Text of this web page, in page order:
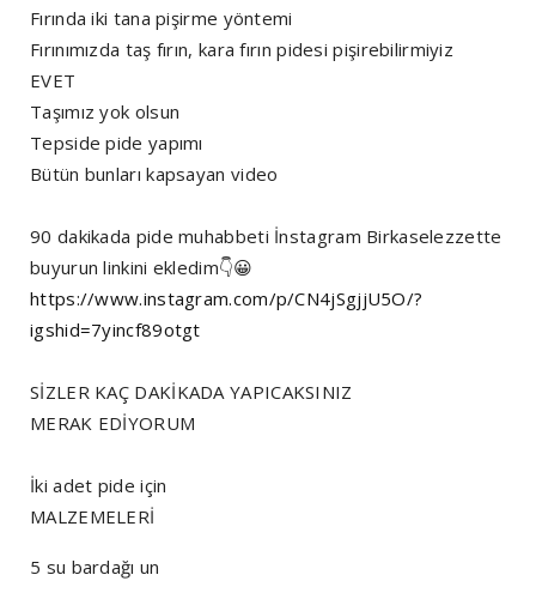
Fırında iki tana pişirme yöntemi
Fırınımızda taş fırın, kara fırın pidesi pişirebilirmiyiz
EVET
Taşımız yok olsun
Tepside pide yapımı
Bütün bunları kapsayan video
90 dakikada pide muhabbeti İnstagram Birkaselezzette
buyurun linkini ekledim👇😀
https://www.instagram.com/p/CN4jSgjjU5O/?
igshid=7yincf89otgt
SİZLER KAÇ DAKİKADA YAPICAKSINIZ
MERAK EDİYORUM
İki adet pide için
MALZEMELERİ
5 su bardağı un